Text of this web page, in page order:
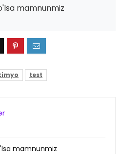
mamnunmiz
test
mamnunmiz